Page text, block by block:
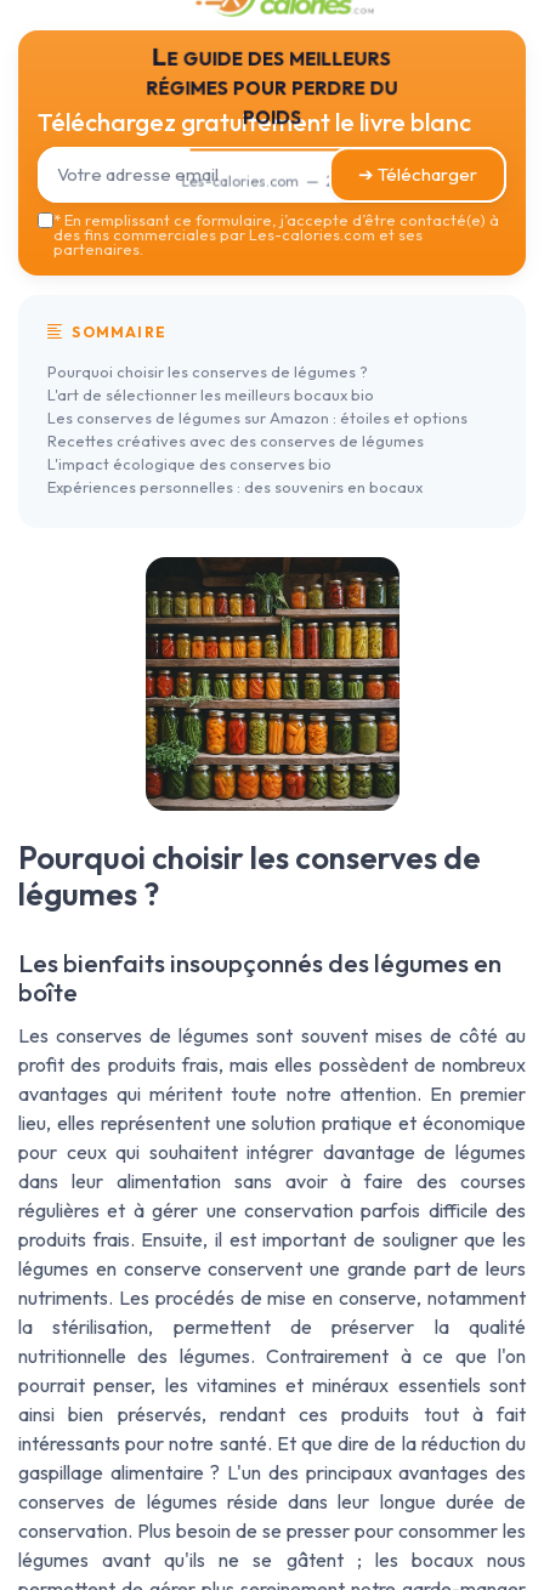
Le guide des meilleurs
régimes pour perdre du
poids
Les-calories.com — 2026
Téléchargez gratuitement le livre blanc
➔ Télécharger
*En remplissant ce formulaire, j’accepte d’être contacté(e) à
des fins commerciales par Les-calories.com et ses
partenaires.
SOMMAIRE
Pourquoi choisir les conserves de légumes ?
L'art de sélectionner les meilleurs bocaux bio
Les conserves de légumes sur Amazon : étoiles et options
Recettes créatives avec des conserves de légumes
L'impact écologique des conserves bio
Expériences personnelles : des souvenirs en bocaux
Pourquoi choisir les conserves de
légumes ?
Les bienfaits insoupçonnés des légumes en
boîte
Les conserves de légumes sont souvent mises de côté au
profit des produits frais, mais elles possèdent de nombreux
avantages qui méritent toute notre attention. En premier
lieu, elles représentent une solution pratique et économique
pour ceux qui souhaitent intégrer davantage de légumes
dans leur alimentation sans avoir à faire des courses
régulières et à gérer une conservation parfois difficile des
produits frais. Ensuite, il est important de souligner que les
légumes en conserve conservent une grande part de leurs
nutriments. Les procédés de mise en conserve, notamment
la stérilisation, permettent de préserver la qualité
nutritionnelle des légumes. Contrairement à ce que l'on
pourrait penser, les vitamines et minéraux essentiels sont
ainsi bien préservés, rendant ces produits tout à fait
intéressants pour notre santé. Et que dire de la réduction du
gaspillage alimentaire ? L'un des principaux avantages des
conserves de légumes réside dans leur longue durée de
conservation. Plus besoin de se presser pour consommer les
légumes avant qu'ils ne se gâtent ; les bocaux nous